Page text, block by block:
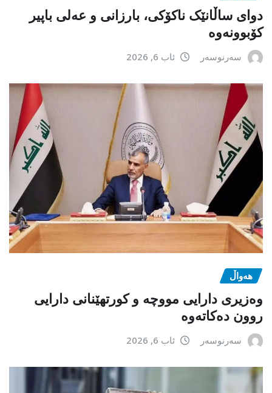
دوای ساڵانێک ناکۆکی، بارزانی و عەلی باپیر
کۆبوونەوە
سەرنوسەر ئاب 6, 2026
هەواڵ
وەزیری دارایی مووچە و کورتهێنانی دارایی
روون دەکاتەوە
سەرنوسەر ئاب 6, 2026